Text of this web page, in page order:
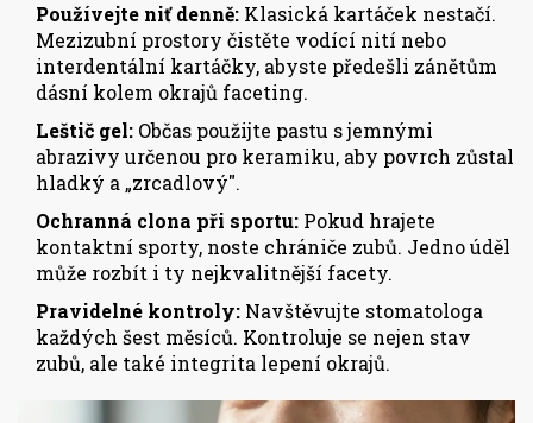
Používejte niť denně: Klasická kartáček nestačí.
Mezizubní prostory čistěte vodící nití nebo
interdentální kartáčky, abyste předešli zánětům
dásní kolem okrajů faceting.
Leštič gel: Občas použijte pastu s jemnými
abrazivy určenou pro keramiku, aby povrch zůstal
hladký a „zrcadlový".
Ochranná clona při sportu: Pokud hrajete
kontaktní sporty, noste chrániče zubů. Jedno úděl
může rozbít i ty nejkvalitnější facety.
Pravidelné kontroly: Navštěvujte stomatologa
každých šest měsíců. Kontroluje se nejen stav
zubů, ale také integrita lepení okrajů.